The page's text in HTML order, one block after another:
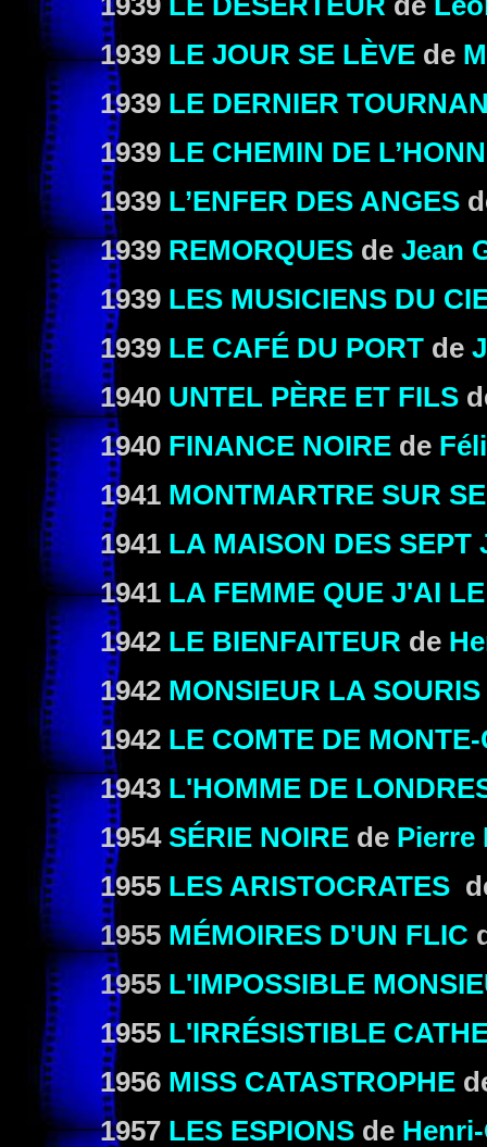
1939 LE JOUR SE LÈVE de
1939 LE DERNIER
1939 LE CHEMIN DE
1939 L’ENFER DES ANGES
1939 REMORQUES de Jean
1939 LES MUSICIENS DU
1939 LE CAFÉ DU PORT de
1940 UNTEL PÈRE ET FILS
1940 FINANCE NOIRE de
1941 MONTMARTRE SUR
1941 LA MAISON DES SEPT
1941 LA FEMME QUE J'AI
1942 LE BIENFAITEUR de
1942 MONSIEUR LA SOURIS
1942 LE COMTE DE
1943 L'HOMME DE
1954 SÉRIE NOIRE de Pierre
1955 LES ARISTOCRATES
1955 MÉMOIRES D'UN FLIC
1955 L'IMPOSSIBLE
1955 L'IRRÉSISTIBLE
1956 MISS CATASTROPHE
1957 LES ESPIONS de